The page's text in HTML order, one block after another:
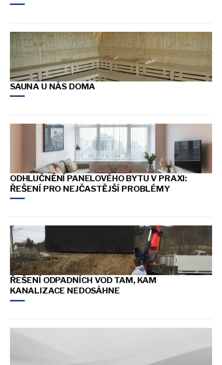
SAUNA U NÁS DOMA
ODHLUČNĚNÍ PANELOVÉHO BYTU V PRAXI:
ŘEŠENÍ PRO NEJČASTĚJŠÍ PROBLÉMY
ŘEŠENÍ ODPADNÍCH VOD TAM, KAM
KANALIZACE NEDOSÁHNE